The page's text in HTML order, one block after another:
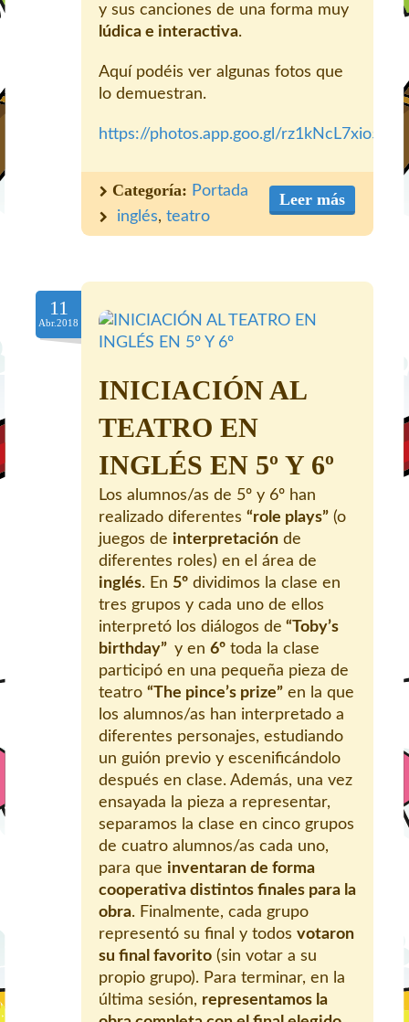
y sus canciones de una forma muy
lúdica e interactiva.
Aquí podéis ver algunas fotos que
lo demuestran.
https://photos.app.goo.gl/
Leer más
Categoría: Portada
inglés, teatro
11
Abr.2018
INICIACIÓN AL
TEATRO EN
INGLÉS EN 5º Y 6º
Los alumnos/as de 5º y 6º han
realizado diferentes “role plays” (o
juegos de interpretación de
diferentes roles) en el área de
inglés. En 5º dividimos la clase en
tres grupos y cada uno de ellos
interpretó los diálogos de “Toby’s
birthday” y en 6º toda la clase
participó en una pequeña pieza de
teatro “The pince’s prize” en la que
los alumnos/as han interpretado a
diferentes personajes, estudiando
un guión previo y escenificándolo
después en clase. Además, una vez
ensayada la pieza a representar,
separamos la clase en cinco grupos
de cuatro alumnos/as cada uno,
para que inventaran de forma
cooperativa distintos finales para la
obra. Finalmente, cada grupo
representó su final y todos votaron
su final favorito (sin votar a su
propio grupo). Para terminar, en la
última sesión, representamos la